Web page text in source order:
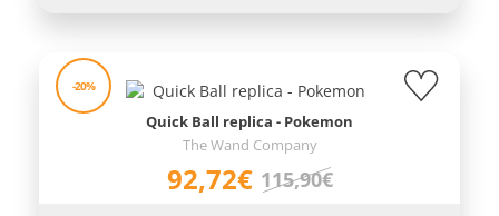
-20%
Quick Ball replica - Pokemon
The Wand Company
92,72€ 115,90€